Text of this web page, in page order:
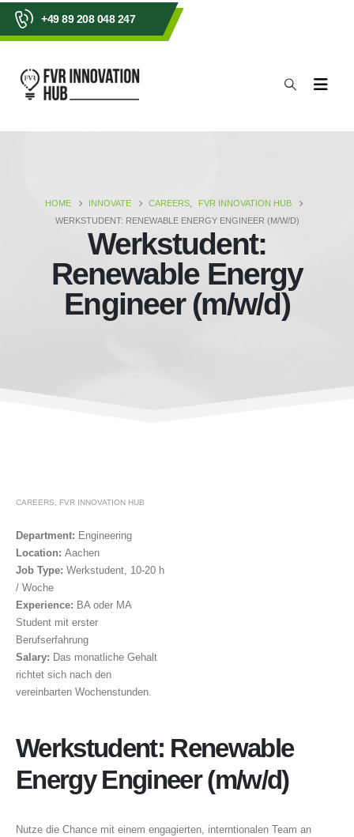
+49 89 208 048 247
HOME INNOVATE CAREERS
FVR INNOVATION HUB
WERKSTUDENT: RENEWABLE ENERGY ENGINEER (M/W/D)
Werkstudent:
Renewable Energy
Engineer (m/w/d)
CAREERS FVR INNOVATION HUB
Department: Engineering
Location: Aachen
Job Type: Werkstudent, 10-20 h
/ Woche
Experience: BA oder MA
Student mit erster
Berufserfahrung
Salary: Das monatliche Gehalt
richtet sich nach den
vereinbarten Wochenstunden.
Werkstudent: Renewable
Energy Engineer (m/w/d)
Nutze die Chance mit einem engagierten, interntionalen Team an